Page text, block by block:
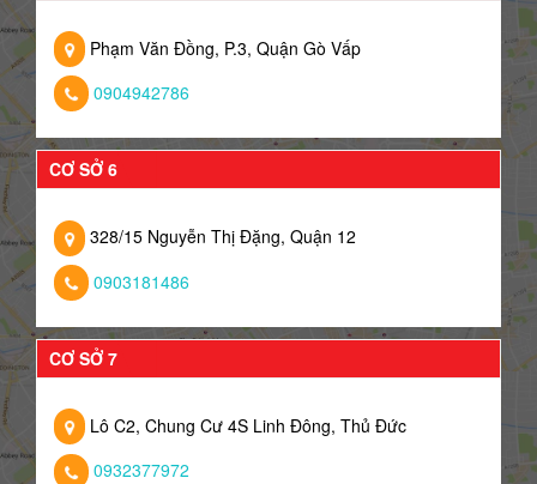
Phạm Văn Đồng, P.3, Quận Gò Vấp
0904942786
CƠ SỞ 6
328/15 Nguyễn Thị Đặng, Quận 12
0903181486
CƠ SỞ 7
Lô C2, Chung Cư 4S Linh Đông, Thủ Đức
0932377972